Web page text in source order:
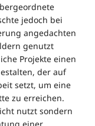
jedoch bei
angedachten
genutzt
Projekte einen
der auf
setzt, um eine
zu erreichen.
nutzt sondern
einer